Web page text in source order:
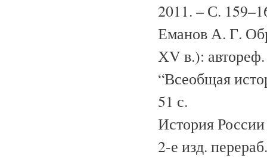
2011. – С.
Еманов А. Г.
ХV в.):
“Всеобщая
51 с.
История
2-е изд.